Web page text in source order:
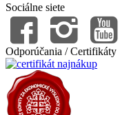
Sociálne siete
Odporúčania / Certifikáty